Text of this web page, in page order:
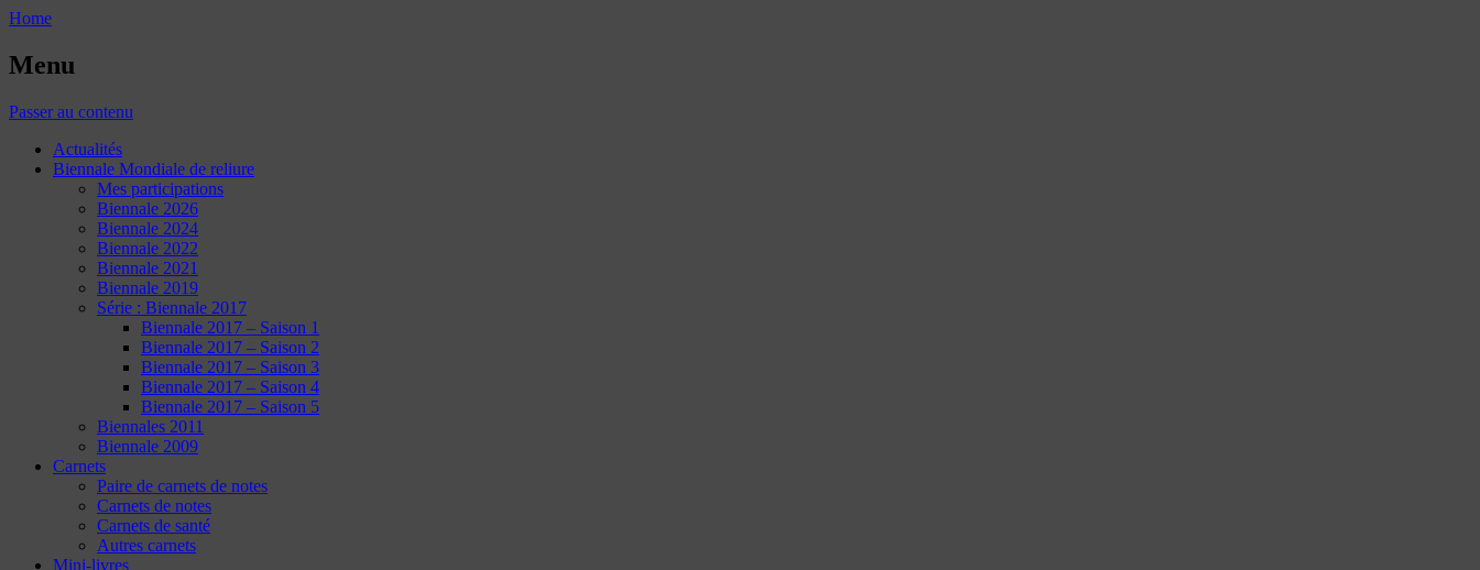
Home
Menu
Passer au contenu
Actualités
Biennale Mondiale de reliure
Mes participations
Biennale 2026
Biennale 2024
Biennale 2022
Biennale 2021
Biennale 2019
Série : Biennale 2017
Biennale 2017 – Saison 1
Biennale 2017 – Saison 2
Biennale 2017 – Saison 3
Biennale 2017 – Saison 4
Biennale 2017 – Saison 5
Biennales 2011
Biennale 2009
Carnets
Paire de carnets de notes
Carnets de notes
Carnets de santé
Autres carnets
Mini-livres